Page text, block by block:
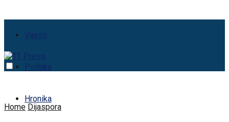
Vijesti
Politika
Hronika
Home Dijaspora